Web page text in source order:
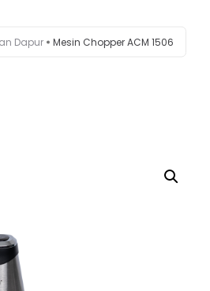
Dapur Mesin Chopper ACM 1506